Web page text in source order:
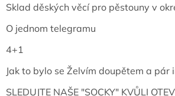
Sklad děských věcí pro pěstouny v
O jednom telegramu
4+1
Jak to bylo se Želvím doupětem a pár
SLEDUJTE NAŠE "SOCKY" KVŮLI